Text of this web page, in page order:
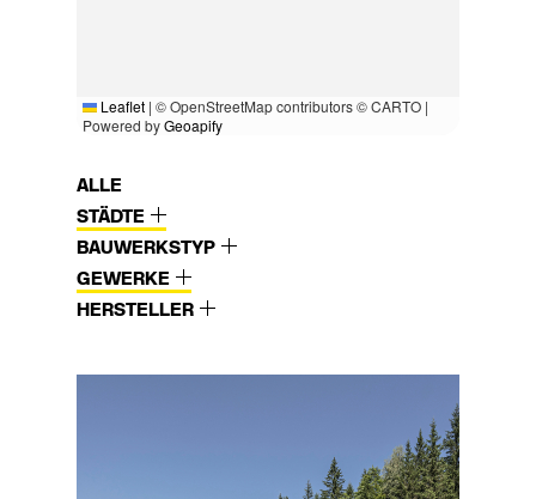
Leaflet | © OpenStreetMap contributors © CARTO |
Powered byGeoapify
ALLE
STÄDTE
BAUWERKSTYP
GEWERKE
HERSTELLER